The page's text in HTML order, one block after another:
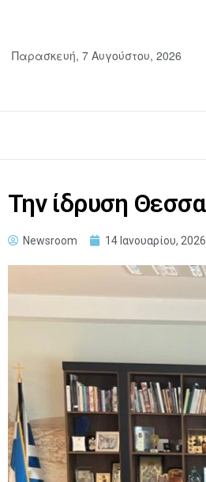
Παρασκευή, 7 Αυγούστου, 2026
Την ίδρυση
Newsroom 14 Ιανουαρίου, 2026